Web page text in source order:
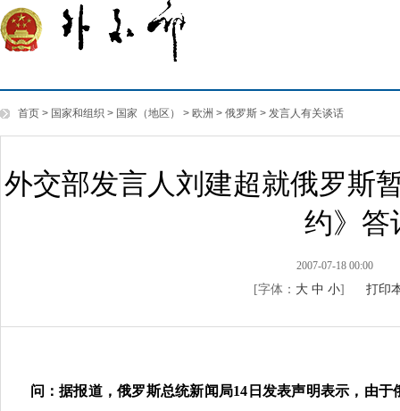
首页 > 国家和组织 > 国家（地区） > 欧洲 > 俄罗斯 > 发言人有关谈话
外交部发言人刘建超就俄罗斯
约》答
2007-07-18 00:00
[字体： 大 中 小] 打印
问：据报道，俄罗斯总统新闻局14日发表声明表示，由